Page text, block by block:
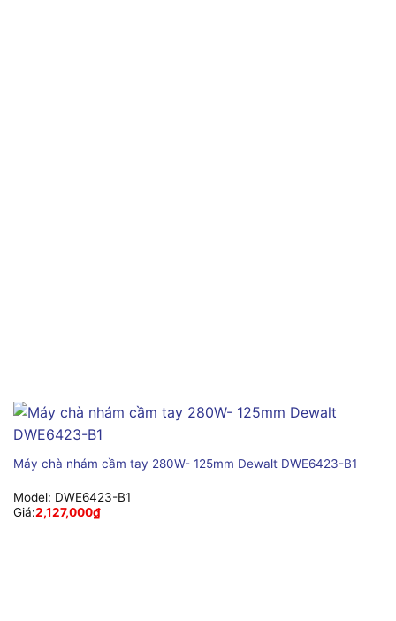
Máy chà nhám cầm tay 280W- 125mm Dewalt DWE6423-B1
Model: DWE6423-B1
Giá:2,127,000₫